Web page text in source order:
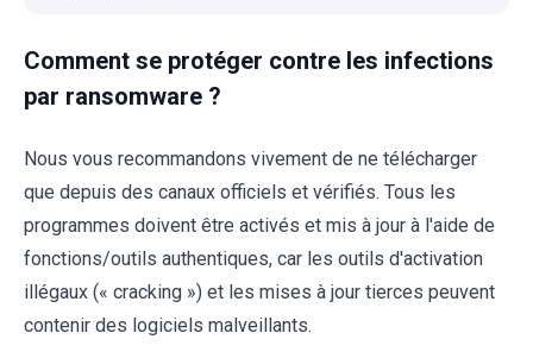
Comment se protéger contre les infections
par ransomware ?
Nous vous recommandons vivement de ne télécharger
que depuis des canaux officiels et vérifiés. Tous les
programmes doivent être activés et mis à jour à l'aide de
fonctions/outils authentiques, car les outils d'activation
illégaux (« cracking ») et les mises à jour tierces peuvent
contenir des logiciels malveillants.